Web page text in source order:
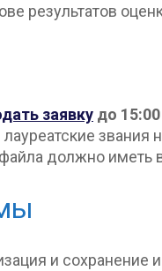
результатов
заявку до
звания
должно
и